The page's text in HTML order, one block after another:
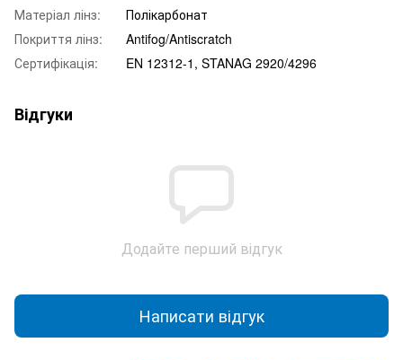
Матеріал лінз:
Полікарбонат
Покриття лінз:
Antifog/Antiscratch
Сертифікація:
EN 12312-1, STANAG 2920/4296
Відгуки
Додайте перший відгук
Написати відгук